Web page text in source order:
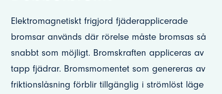
Elektromagnetiskt frigjord fjäderapplicerade
bromsar används där rörelse måste bromsas så
snabbt som möjligt. Bromskraften appliceras av
tapp fjädrar. Bromsmomentet som genereras av
friktionslåsning förblir tillgänglig i strömlöst läge